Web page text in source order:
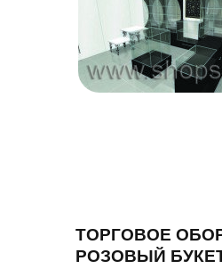
ТОРГОВОЕ
РОЗОВЫЙ